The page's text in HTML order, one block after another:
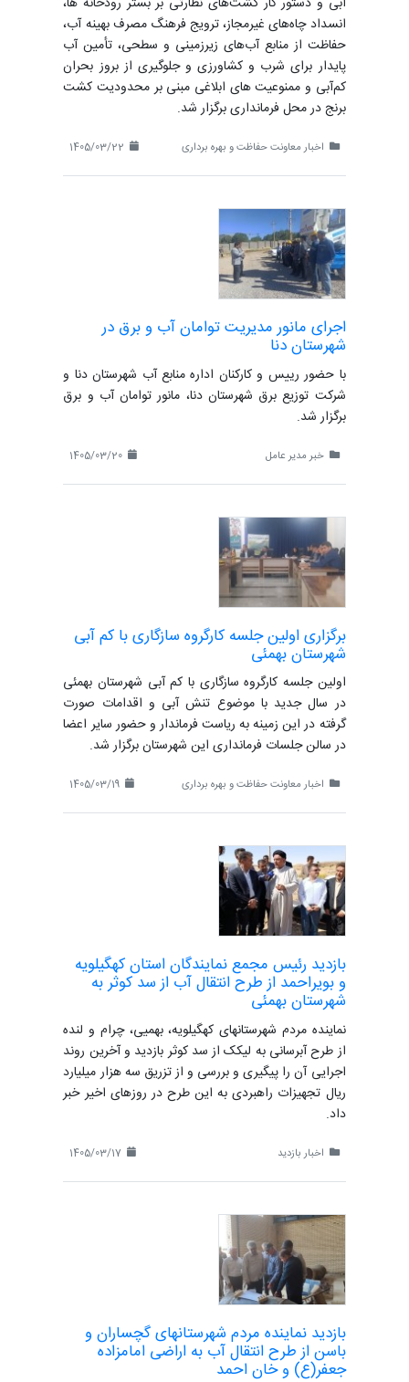
انسداد چاه‌های غیرمجاز، ترویج فرهنگ مصرف بهینه آب،
حفاظت از منابع آب‌های زیرزمینی و سطحی، تأمین آب
پایدار برای شرب و کشاورزی و جلوگیری از بروز بحران
کم‌آبی و ممنوعیت های ابلاغی مبنی بر محدودیت کشت
برنج در محل فرمانداری برگزار شد.
اخبار معاونت حفاظت و بهره برداری
اجرای مانور مدیریت توامان آب و برق در
شهرستان دنا
با حضور رییس و کارکنان اداره منابع آب شهرستان دنا و
شرکت توزیع برق شهرستان دنا، مانور توامان آب و برق
برگزار شد.
خبر مدیر عامل
برگزاری اولین جلسه کارگروه سازگاری با کم آبی
شهرستان بهمئی
اولین جلسه کارگروه سازگاری با کم آبی شهرستان بهمئی
در سال جدید با موضوع تنش آبی و اقدامات صورت
گرفته در این زمینه به ریاست فرماندار و حضور سایر اعضا
در سالن جلسات فرمانداری این شهرستان برگزار شد.
اخبار معاونت حفاظت و بهره برداری
بازدید رئیس مجمع نمایندگان استان کهگیلویه
و بویراحمد از طرح انتقال آب از سد کوثر به
شهرستان بهمئی
نماینده مردم شهرستانهای کهگیلویه، بهمیی، چرام و لنده
از طرح آبرسانی به لیکک از سد کوثر بازدید و آخرین روند
اجرایی آن را پیگیری و بررسی و از تزریق سه هزار میلیارد
ریال تجهیزات راهبردی به این طرح در روزهای اخیر خبر
داد.
اخبار بازدید
بازدید نماینده مردم شهرستانهای گچساران و
باسن از طرح انتقال آب به اراضی امامزاده
جعفر(ع) و خان احمد